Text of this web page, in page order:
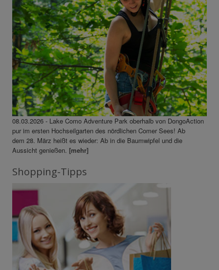
08.03.2026 - Lake Como Adventure Park oberhalb von DongoAction
pur im ersten Hochseilgarten des nördlichen Comer Sees! Ab
dem 28. März heißt es wieder: Ab in die Baumwipfel und die
Aussicht genießen. [mehr]
Shopping-Tipps